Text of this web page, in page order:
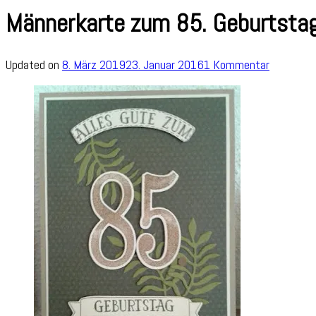
Männerkarte zum 85.
Updated on 8. März 201923. Januar 20161 Kommentarzu